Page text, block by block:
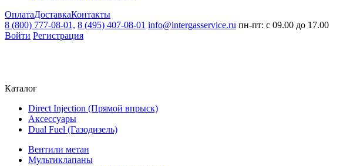
ОплатаДоставкаКонтакты
8 (800) 777-08-01, 8 (495) 407-08-01 info@intergasservice.ru пн-пт: с 09.00 до 17.00
Войти Регистрация
Каталог
Direct Injection (Прямой впрыск)
Аксессуары
Dual Fuel (Газодизель)
Вентили метан
Мультиклапаны